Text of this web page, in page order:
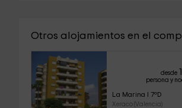
Otros alojamientos en el
desde
persona y
La Marina I 7ºD
Xeraco (Valencia)